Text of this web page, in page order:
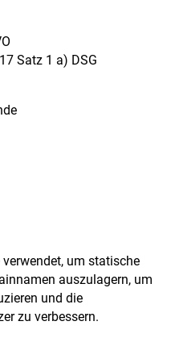
Satz 1 a) DSG
um statische
auszulagern, um
und die
zu verbessern.